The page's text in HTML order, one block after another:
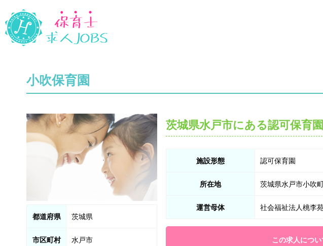
小吹保育園
都道府県 茨城県
市区町村 水戸市
茨城県水戸市にある認可保育園
施設形態 認可保育園
所在地 茨城県水戸市小吹
運営母体 社会福祉法人桃李
この求人につ